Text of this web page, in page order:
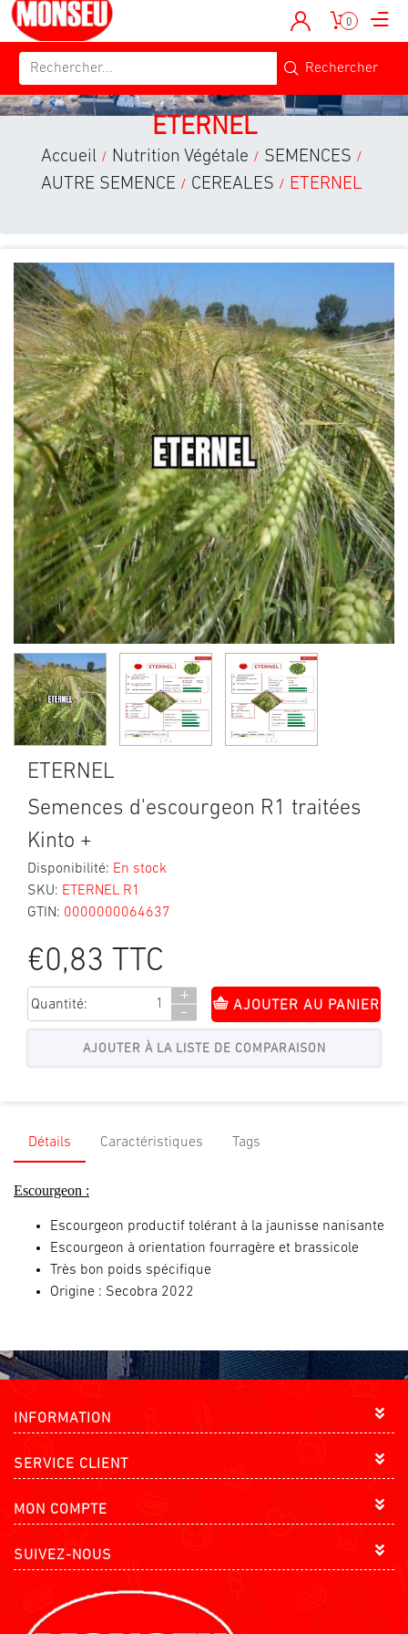
0
ETERNEL
Accueil / Nutrition Végétale / SEMENCES /
AUTRE SEMENCE / CEREALES / ETERNEL
ETERNEL
Semences d'escourgeon R1 traitées
Kinto +
Disponibilité: En stock
SKU: ETERNEL R1
GTIN: 0000000064637
€0,83 TTC
Quantité:
+
-
AJOUTER AU PANIER
Détails Caractéristiques Tags
Escourgeon :
Escourgeon productif tolérant à la jaunisse nanisante
Escourgeon à orientation fourragère et brassicole
Très bon poids spécifique
Origine : Secobra 2022
INFORMATION
SERVICE CLIENT
MON COMPTE
SUIVEZ-NOUS